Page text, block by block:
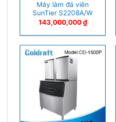
Máy làm đá viên
SunTier S2208A/W
143,000,000₫